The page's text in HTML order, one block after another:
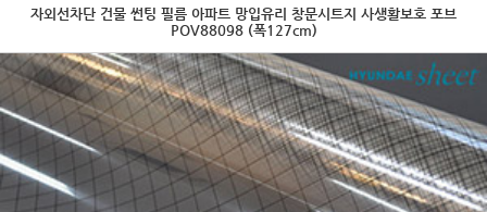
자외선차단 건물 썬팅 필름 아파트 망입유리 창문시트지 사생활보호 포브
POV88098 (폭127cm)